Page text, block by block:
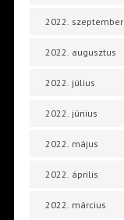
2022. szeptember
2022. augusztus
2022. július
2022. június
2022. május
2022. április
2022. március